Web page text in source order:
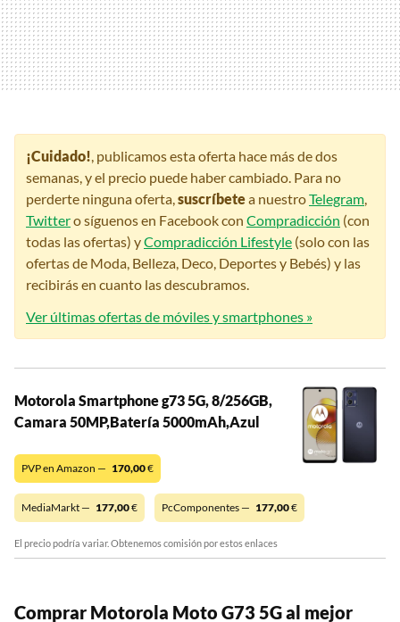
¡Cuidado!, publicamos esta oferta hace más de dos
semanas, y el precio puede haber cambiado. Para no
perderte ninguna oferta,suscríbetea nuestroTelegram,
Twittero síguenos en Facebook con Compradicción (con
todas las ofertas) yCompradicción Lifestyle (solo con las
ofertas de Moda, Belleza, Deco, Deportes y Bebés) y las
recibirás en cuanto las descubramos.
Ver últimas ofertas de móviles y smartphones »
Motorola Smartphone g73 5G, 8/256GB,
Camara 50MP,Batería 5000mAh,Azul
PVP en Amazon — 170,00€
MediaMarkt — 177,00€ PcComponentes — 177,00€
El precio podría variar. Obtenemos comisión por estos enlaces
Comprar Motorola Moto G73 5G al mejor